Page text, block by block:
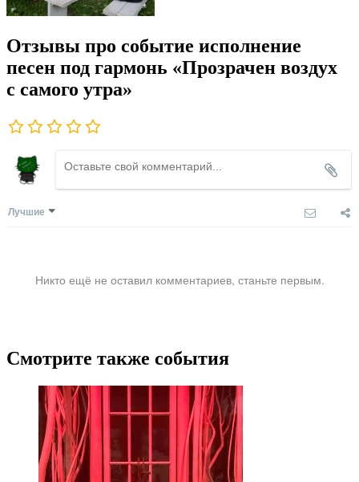
Отзывы про событие исполнение
песен под гармонь «Прозрачен воздух
с самого утра»
Лучшие
Никто ещё не оставил комментариев, станьте первым.
Смотрите также события